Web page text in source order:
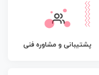
پشتیبانی و مشاوره فنی